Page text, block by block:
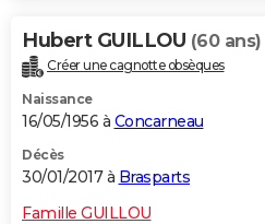
Hubert GUILLOU (60 ans)
Créer une cagnotte obsèques
Naissance
16/05/1956 à Concarneau
Décès
30/01/2017 à Brasparts
Famille GUILLOU